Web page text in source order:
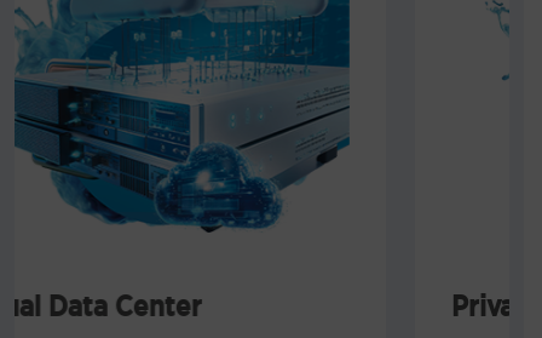
Private Cloud